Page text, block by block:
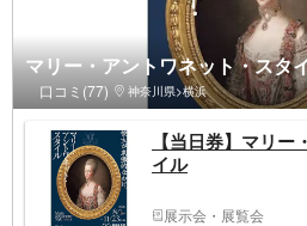
マリー・アントワネット・スタ
口コミ(77) 神奈川県>横浜
【当日券】マリ
イル
展示会・展覧会